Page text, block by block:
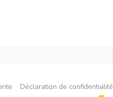
Déclaration de confidentialité